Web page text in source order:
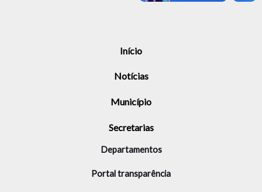
Início
Notícias
Município
Secretarias
Departamentos
Portal transparência